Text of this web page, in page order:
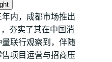
内，成都市场推出
夯实了其在中国消
联行观察到，伴随
项目运营与招商压